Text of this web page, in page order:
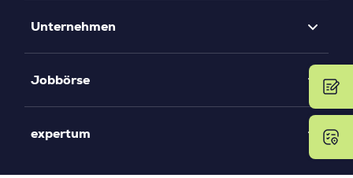
Unternehmen
Jobbörse
expertum